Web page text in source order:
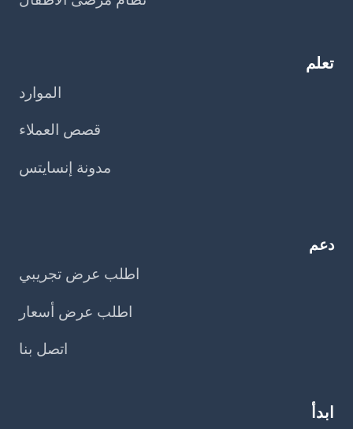
تعلم
الموارد
قصص العملاء
مدونة إنسايتس
دعم
اطلب عرض تجريبي
اطلب عرض أسعار
اتصل بنا
ابدأ